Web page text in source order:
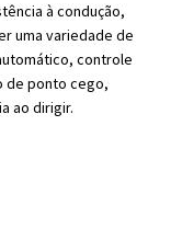
à condução,
uma variedade de
controle
de ponto cego,
ao dirigir.